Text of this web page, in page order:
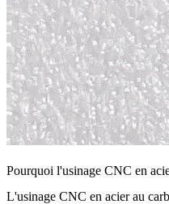
Pourquoi l'usinage CNC en
L'usinage CNC en acier au